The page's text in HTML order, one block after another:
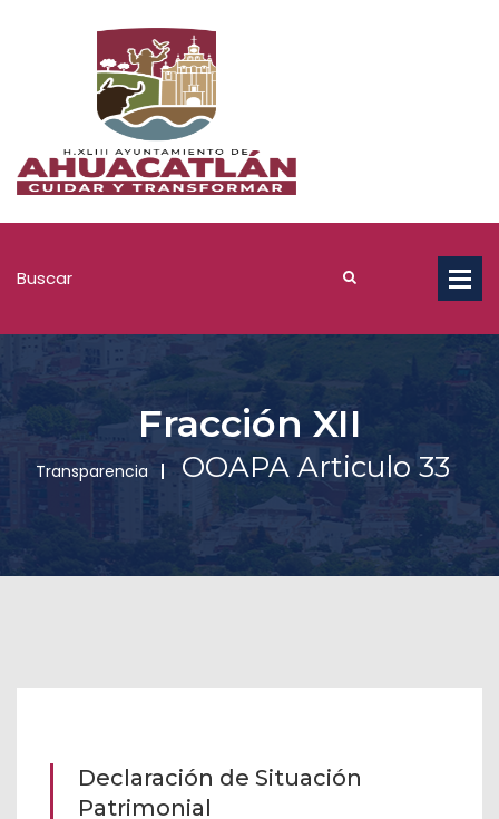
Fracción XII
Transparencia OOAPA Articulo 33
Declaración de Situación
Patrimonial